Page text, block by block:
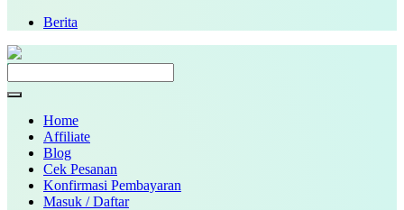
Berita
Home
Affiliate
Blog
Cek Pesanan
Konfirmasi Pembayaran
Masuk / Daftar